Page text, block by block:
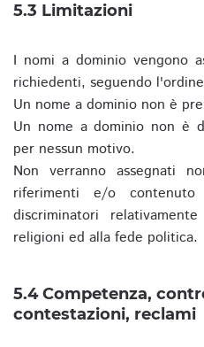
5.3 Limitazioni
I nomi a dominio vengono
richiedenti, seguendo
Un nome a dominio non è
Un nome a dominio non è
per nessun motivo.
Non verranno assegnati
riferimenti e/o
discriminatori
religioni ed alla fede politica.
5.4 Competenza,
contestazioni, reclami